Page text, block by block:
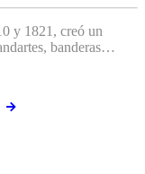
y 1821, creó un
banderas…